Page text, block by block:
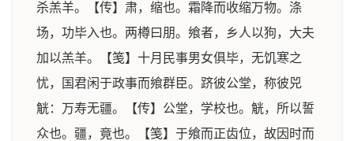
杀羔羊。【传】肃，缩也。霜降而收缩万物。涤
场，功毕入也。两樽曰朋。飨者，乡人以狗，大夫
加以羔羊。【笺】十月民事男女俱毕，无饥寒之
忧，国君闲于政事而飨群臣。跻彼公堂，称彼兕
觥：万寿无疆。【传】公堂，学校也。觥，所以誓
众也。疆，竟也。【笺】于飨而正齿位，故因时而